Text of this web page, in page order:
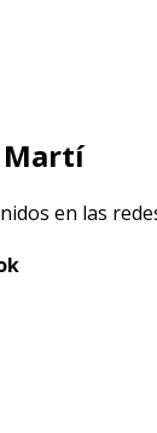
Martí
en las